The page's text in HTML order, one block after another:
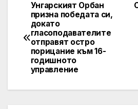
Post
navigation
Унгарският Орбан
призна победата си,
докато
гласоподавателите
отправят остро
порицание към 16-
годишното
управление